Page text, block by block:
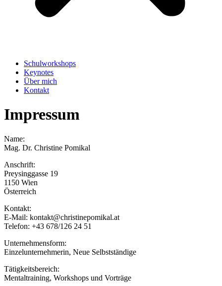
Schulworkshops
Keynotes
Über mich
Kontakt
Impressum
Name:
Mag. Dr. Christine Pomikal
Anschrift:
Preysinggasse 19
1150 Wien
Österreich
Kontakt:
E-Mail: kontakt@christinepomikal.at
Telefon: +43 678/126 24 51
Unternehmensform:
Einzelunternehmerin, Neue Selbstständige
Tätigkeitsbereich:
Mentaltraining, Workshops und Vorträge